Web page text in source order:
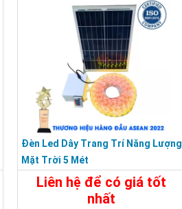
Đèn Led Dây Trang Trí Năng Lượng
Mặt Trời 5 Mét
Liên hệ để có giá tốt
nhất